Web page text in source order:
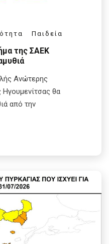
Παιδεία
της ΣΑΕΚ
Ανώτερης
Ηγουμενίτσας θα
από την